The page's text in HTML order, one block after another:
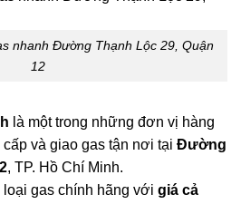
nhanh Đường Thạnh Lộc 29, Quận
12
là một trong những đơn vị hàng
và giao gas tận nơi tại Đường
, TP. Hồ Chí Minh.
gas chính hãng với giá cả